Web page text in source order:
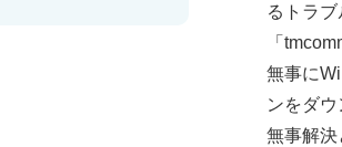
るトラ
「
無事に
ンをダ
無事解決